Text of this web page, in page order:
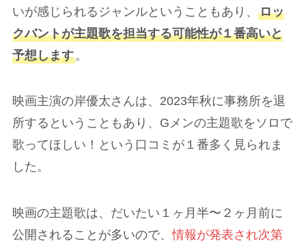
いが感じられるジャンルということもあり、 ロッ
クバントが主題歌を担当する可能性が１番高いと
予想します。
映画主演の岸優太さんは、2023年秋に事務所を退
所するということもあり、Gメンの主題歌をソロで
歌ってほしい！という口コミが１番多く見られま
した。
映画の主題歌は、だいたい１ヶ月半〜２ヶ月前に
公開されることが多いので、情報が発表され次第